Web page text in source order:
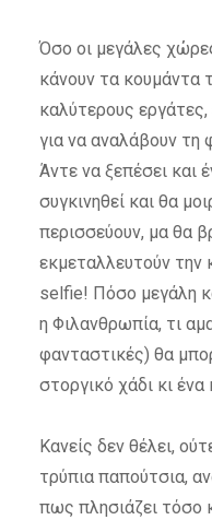
Όσο οι μεγάλες
κάνουν τα κουμάντα
καλύτερους
για να αναλάβουν
Άντε να ξεπέσει και
συγκινηθεί και θα
περισσεύουν, μα θα
εκμεταλλευτούν την
selfie! Πόσο μεγάλη
η Φιλανθρωπία, τι
φανταστικές) θα
στοργικό χάδι κι ένα
Κανείς δεν θέλει,
τρύπια παπούτσια,
πως πλησιάζει τόσο